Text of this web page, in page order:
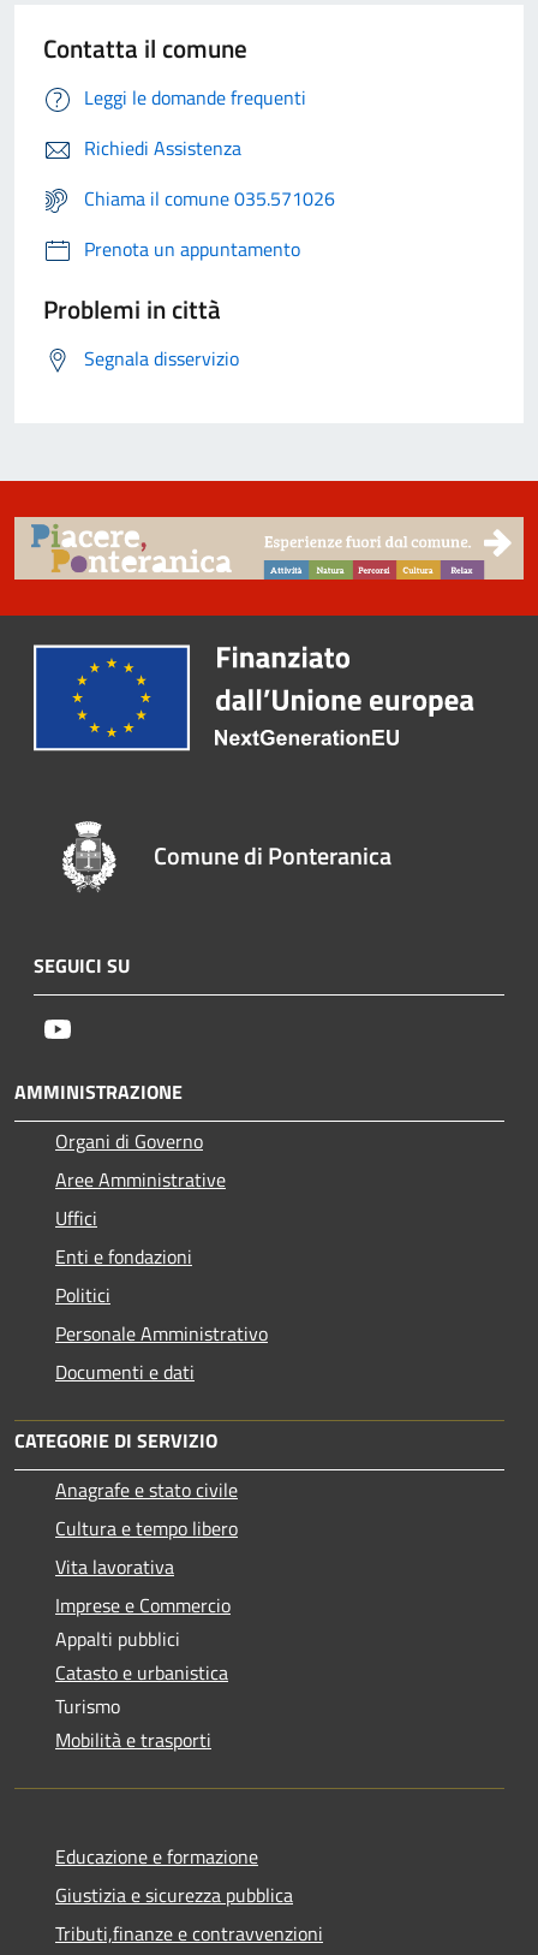
Contatta il comune
Leggi le domande frequenti
Richiedi Assistenza
Chiama il comune 035.571026
Prenota un appuntamento
Problemi in città
Segnala disservizio
Comune di Ponteranica
SEGUICI SU
AMMINISTRAZIONE
Organi di Governo
Aree Amministrative
Uffici
Enti e fondazioni
Politici
Personale Amministrativo
Documenti e dati
CATEGORIE DI SERVIZIO
Anagrafe e stato civile
Cultura e tempo libero
Vita lavorativa
Imprese e Commercio
Appalti pubblici
Catasto e urbanistica
Turismo
Mobilità e trasporti
Educazione e formazione
Giustizia e sicurezza pubblica
Tributi,finanze e contravvenzioni